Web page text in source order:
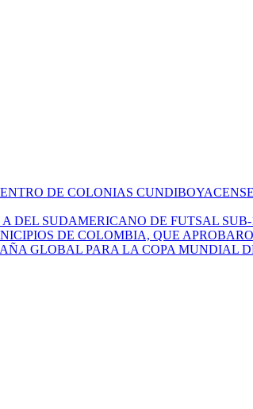
DE COLONIAS
DEL SUDAMERICANO DE FUTSAL SUB-
DE COLOMBIA, QUE
GLOBAL PARA LA COPA